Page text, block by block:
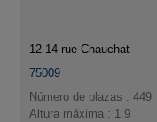
12-14 rue Chauchat
75009
Número de plazas : 449
Altura máxima : 1.9